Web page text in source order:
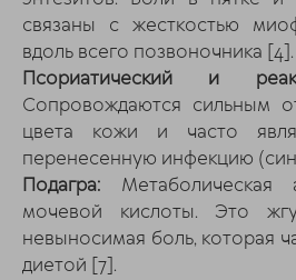
связаны с жесткостью
вдоль всего позвоночника [4].
Псориатический и
Сопровождаются сильным
цвета кожи и часто
перенесенную инфекцию
Подагра: Метаболическая
мочевой кислоты. Это
невыносимая боль, которая
диетой [7].